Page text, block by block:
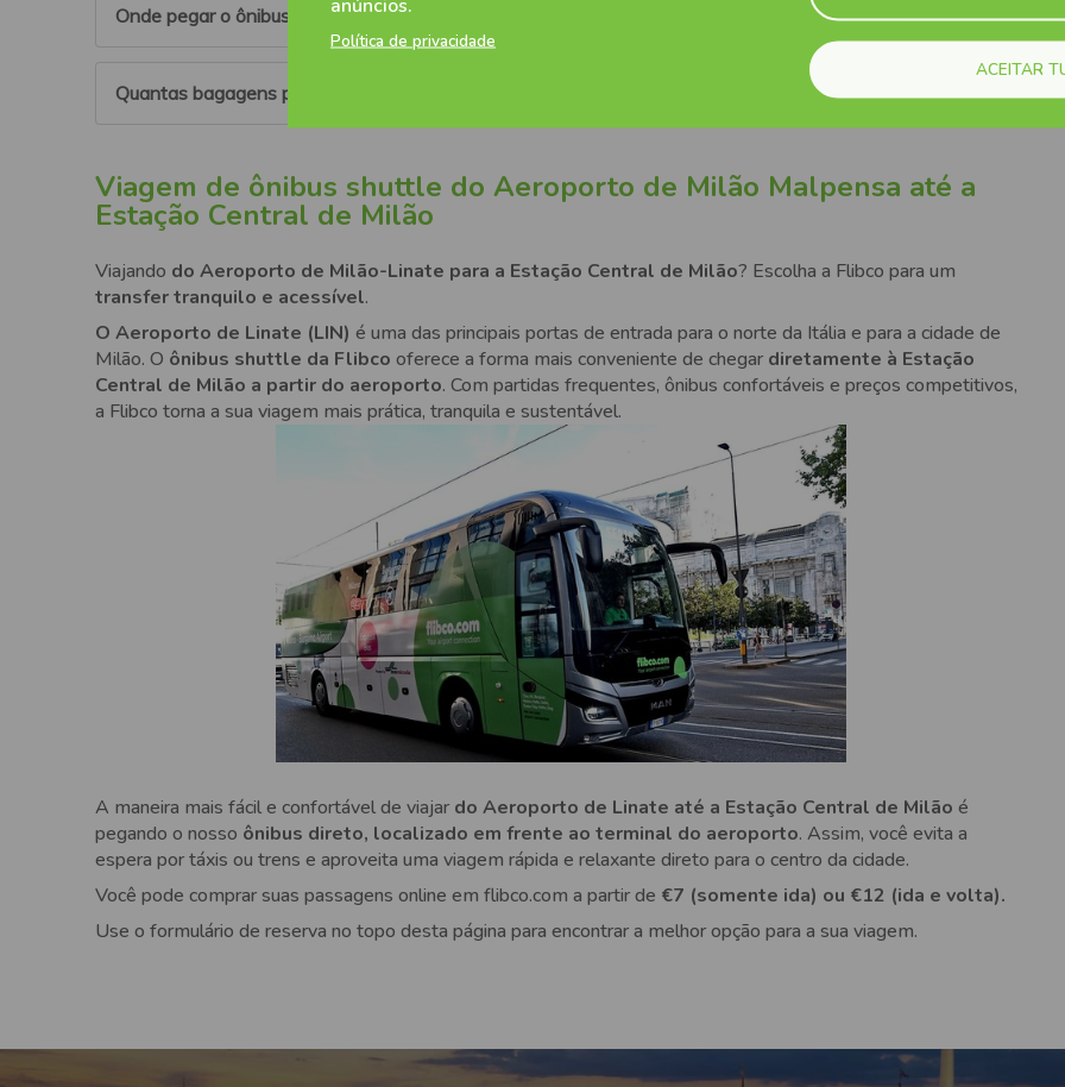
Política de privacidade
ACEITAR
compra. Lá, você pode cancelar seu bilhete e ter o valor creditado em uma conta Flibco ou criar uma conta
para usar o crédito em uma próxima reserva.
Reserve pelo menos meia hora para chegar ao ônibus.
Leve em consideração o tempo necessário para pegar sua bagagem e passar pela alfândega.
Onde pegar o ônibus no Aeroporto de Milão-Linate?
O ponto de ônibus no Aeroporto de Linate fica fora da saída do terminal de chegadas, em frente à área
designada para ônibus.
Quantas bagagens posso levar no ônibus?
bagagem despachada:
Uma bagagem de mão que permanece com o passageiro durante o trajeto:
Tamanho máximo: 35 cm x 20 cm x 20 cm
Peso máximo: 10 kg
Uma bagagem despachada
no bagageiro do ônibus:
Tamanho máximo: 55 cm x 85 cm x 40 cm
Peso máximo: 25 kg
É possível levar mais bagagens mediante o pagamento de uma pequena taxa extra.
Viagem de ônibus shuttle do Aeroporto de Milão Malpensa até a
Estação Central de Milão
Viajando do Aeroporto de Milão-Linate para a Estação Central de Milão? Escolha a Flibco para um
transfer tranquilo e acessível.
O Aeroporto de Linate (LIN) é uma das principais portas de entrada para o norte da Itália e para a cidade de
Milão. O ônibus shuttle da Flibco oferece a forma mais conveniente de chegar diretamente à Estação
Central de Milão a partir do aeroporto. Com partidas frequentes, ônibus confortáveis e preços competitivos,
a Flibco torna a sua viagem mais prática, tranquila e sustentável.
A maneira mais fácil e confortável de viajar do Aeroporto de Linate até a Estação Central de Milão é
pegando o nosso ônibus direto, localizado em frente ao terminal do aeroporto. Assim, você evita a
espera por táxis ou trens e aproveita uma viagem rápida e relaxante direto para o centro da cidade.
Você pode comprar suas passagens online em flibco.com a partir de €7 (somente ida) ou €12 (ida e volta).
Use o formulário de reserva no topo desta página para encontrar a melhor opção para a sua viagem.